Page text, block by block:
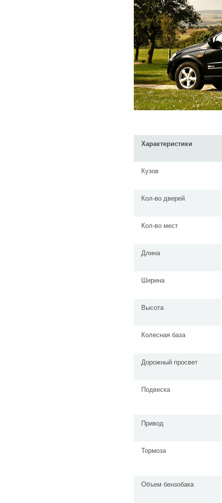
Характеристики
Кузов
Кол-во дверей
Кол-во мест
Длина
Ширина
Высота
Колесная база
Дорожный просвет
Подвеска
Привод
Тормоза
Объем бензобака